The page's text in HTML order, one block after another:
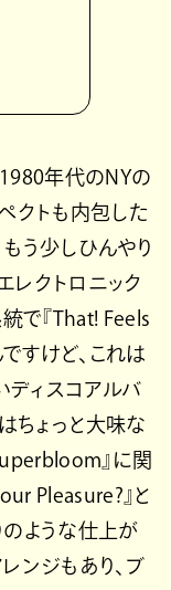
1980年代のNYの
クトも内包した
う少しひんやり
レクトロニック
で『That! Feels
すけど、これは
ィスコアルバ
ちょっと大味な
』に関
Pleasure?』と
のような仕上が
ンジもあり、ブ